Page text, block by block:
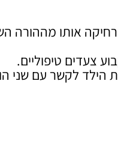
אותו מההורה
צעדים טיפוליים.
לקשר עם שני